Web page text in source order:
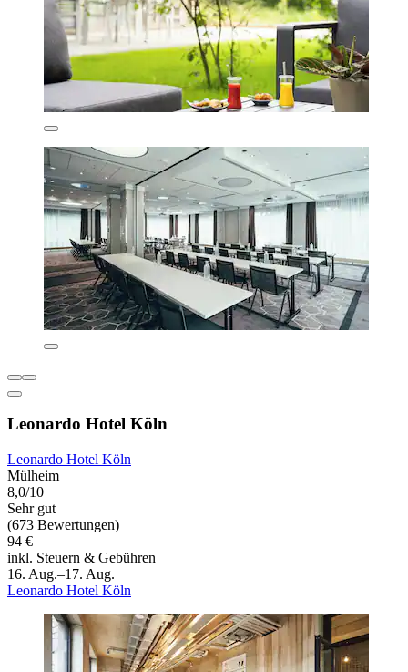
Leonardo Hotel Köln
Leonardo Hotel Köln
Mülheim
8,0/10
Sehr gut
(673 Bewertungen)
94 €
inkl. Steuern & Gebühren
16. Aug.–17. Aug.
Leonardo Hotel Köln